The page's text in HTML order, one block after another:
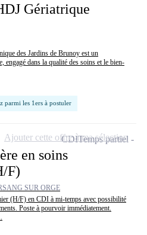
Gériatrique
des Jardins de Brunoy est un
engagé dans la qualité des soins et le bien-
parmi les 1ers à postuler
en soins
F)
SUR ORGE
(H/F) en CDI à mi-temps avec possibilité
Poste à pourvoir immédiatement.
CDITemps partiel
Ajouter cette offre à ma sélection